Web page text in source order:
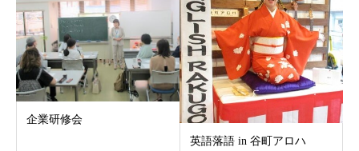
企業研修会
英語落語 in 谷町アロハ